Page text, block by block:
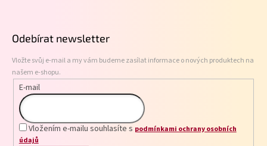
r
k
y
ý
p
Odebírat newsletter
Vložte svůj e-mail a my vám budeme zasílat informace o nových produktech na
našem e-shopu.
E-mail
Vložením e-mailu souhlasíte s podmínkami ochrany osobních
údajů